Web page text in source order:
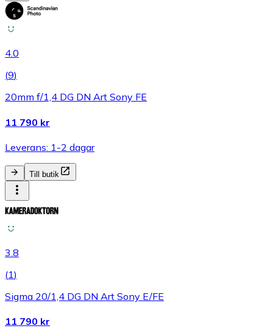
4.0
(9)
20mm f/1,4 DG DN Art Sony FE
11 790 kr
Leverans: 1-2 dagar
Till butik
3.8
(1)
Sigma 20/1,4 DG DN Art Sony E/FE
11 790 kr